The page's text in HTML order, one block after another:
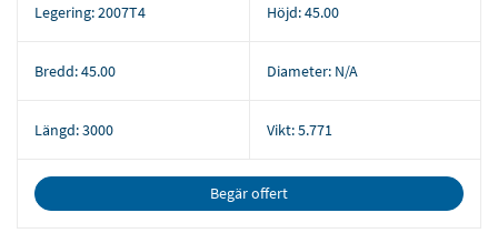
Legering:2007T4 Höjd:45.00
Bredd:45.00 Diameter: N/A
Längd:3000 Vikt:5.771
Begär offert